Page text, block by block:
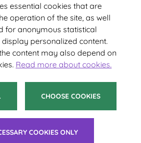
essential cookies that are
operation of the site, as well
for anonymous statistical
personalized content.
content may also depend on
Read more about cookies.
COOKIES ONLY
CHOOSE COOKIES
SUBSCRIBE
Sulkapalloliitto ry